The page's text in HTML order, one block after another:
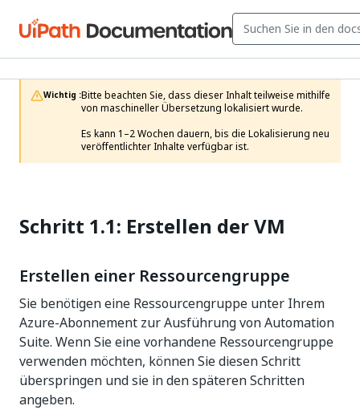
Wichtig :Bitte beachten Sie, dass dieser Inhalt teilweise mithilfe
von maschineller Übersetzung lokalisiert wurde.
Es kann 1–2 Wochen dauern, bis die Lokalisierung neu
veröffentlichter Inhalte verfügbar ist.
Schritt 1.1: Erstellen der VM
Erstellen einer Ressourcengruppe
Sie benötigen eine Ressourcengruppe unter Ihrem
Azure-Abonnement zur Ausführung von Automation
Suite. Wenn Sie eine vorhandene Ressourcengruppe
verwenden möchten, können Sie diesen Schritt
überspringen und sie in den späteren Schritten
angeben.